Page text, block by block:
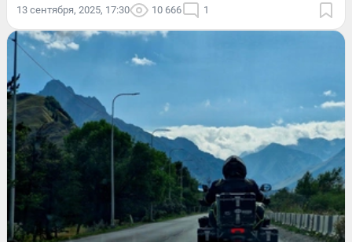
13 сентября, 2025, 17:30 10 666 1